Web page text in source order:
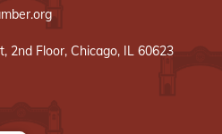
2nd Floor, Chicago, IL 60623